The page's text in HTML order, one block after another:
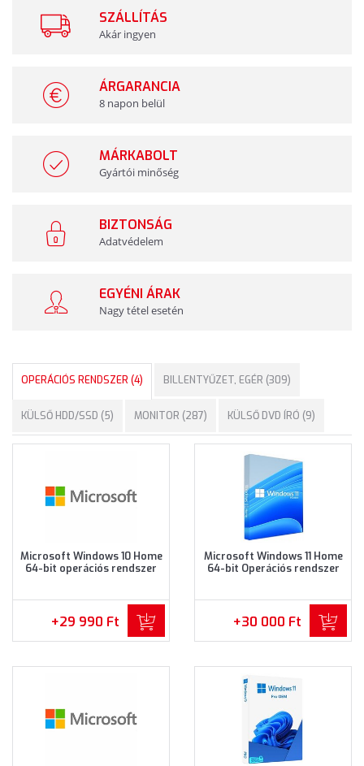
SZÁLLÍTÁS
Akár ingyen
ÁRGARANCIA
8 napon belül
MÁRKABOLT
Gyártói minőség
BIZTONSÁG
Adatvédelem
EGYÉNI ÁRAK
Nagy tétel esetén
OPERÁCIÓS RENDSZER (4) BILLENTYŰZET, EGÉR (309)
KÜLSŐ HDD/SSD (5) MONITOR (287) KÜLSŐ DVD ÍRÓ (9)
Microsoft Windows 10 Home
64-bit operációs rendszer
+29 990 Ft
Microsoft Windows 11 Home
64-bit Operációs rendszer
+30 000 Ft